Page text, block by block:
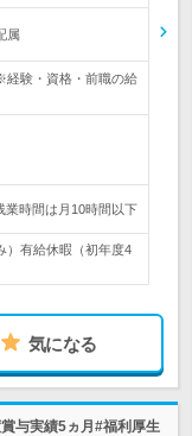
属
経験・資格・前職の給
時間は月10時間以下
）有給休暇（初年度4
気になる
与実績5ヵ月#福利厚生